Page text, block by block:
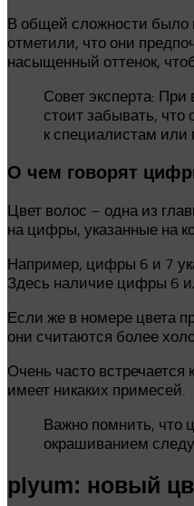
В общей сложности было
отметили, что они
насыщенный оттенок,
Совет эксперта:
стоит забывать,
к специалистам или
О чем говорят
Цвет волос – одна из
на цифры, указанные на
Например, цифры 6 и 7
Здесь наличие цифры 6
Если же в номере цвета
они считаются более
Очень часто
имеет никаких примесей.
Важно помнить, что
окрашиванием
plyum: новый